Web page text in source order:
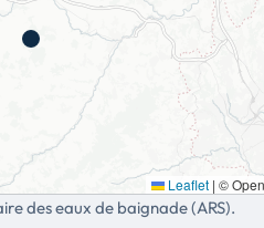
Leaflet | ©
des eaux de baignade (ARS).